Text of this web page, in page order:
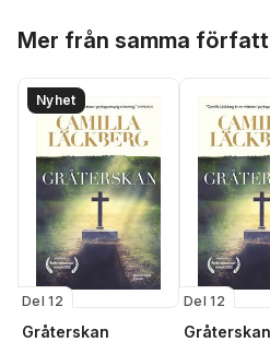
Mer från samma
Nyhet
Del 12
Gråterskan
Del 12
Gråterskan